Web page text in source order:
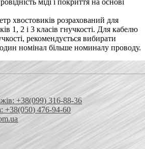
хвостовиків розрахований для
1, 2 і 3 класів гнучкості. Для кабелю
рекомендується вибирати
номінал більше номиналу проводу.
+38(099) 316-88-36
+38(050) 476-94-60